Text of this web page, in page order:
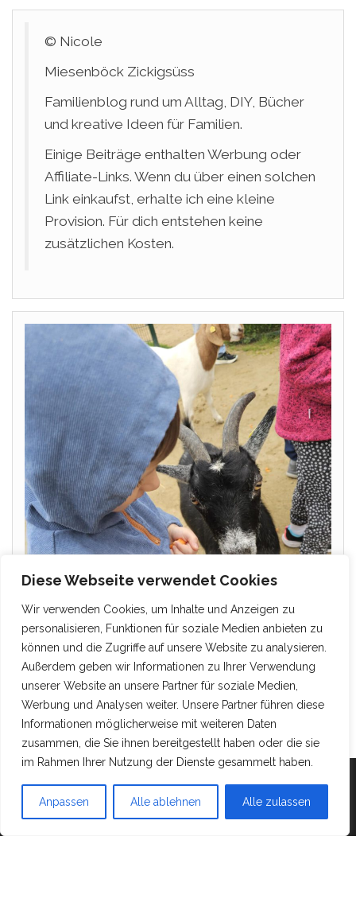
Diese Webseite verwendet Cookies
Wir verwenden Cookies, um Inhalte und Anzeigen zu
personalisieren, Funktionen für soziale Medien anbieten zu
können und die Zugriffe auf unsere Website zu analysieren.
Außerdem geben wir Informationen zu Ihrer Verwendung
unserer Website an unsere Partner für soziale Medien,
Werbung und Analysen weiter. Unsere Partner führen diese
Informationen möglicherweise mit weiteren Daten
zusammen, die Sie ihnen bereitgestellt haben oder die sie
im Rahmen Ihrer Nutzung der Dienste gesammelt haben.
Anpassen Alle ablehnen Alle zulassen
© Nicole
Miesenböck Zickigsüss
Familienblog rund um Alltag, DIY, Bücher
und kreative Ideen für Familien.
Einige Beiträge enthalten Werbung oder
Affiliate-Links. Wenn du über einen solchen
Link einkaufst, erhalte ich eine kleine
Provision. Für dich entstehen keine
zusätzlichen Kosten.
Mit Stolz präsentiert vonWordPress |Theme:Head
Blog